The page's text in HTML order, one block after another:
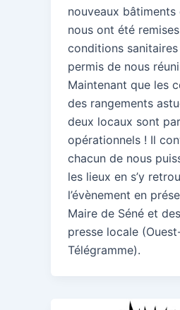
nouveaux
nous ont été
conditions
permis de nous
Maintenant que les
des rangements
deux locaux sont
opérationnels ! Il
chacun de nous
les lieux en s’y
l’évènement en
Maire de Séné et
presse locale
Télégramme).